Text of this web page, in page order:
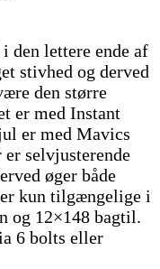
den lettere ende af
stivhed og derved
den større
er med Instant
er med Mavics
selvjusterende
øger både
kun tilgængelige i
og 12×148 bagtil.
6 bolts eller